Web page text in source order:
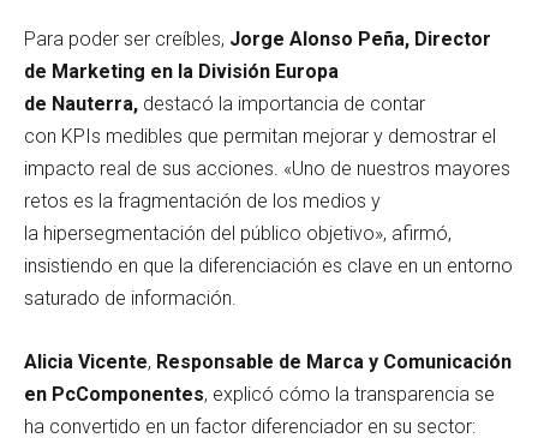
Para poder ser creíbles, Jorge Alonso Peña, Director
de Marketing en la División Europa
de Nauterra, destacó la importancia de contar
con KPIs medibles que permitan mejorar y demostrar el
impacto real de sus acciones. «Uno de nuestros mayores
retos es la fragmentación de los medios y
la hipersegmentación del público objetivo», afirmó,
insistiendo en que la diferenciación es clave en un entorno
saturado de información.
Alicia Vicente, Responsable de Marca y Comunicación
en PcComponentes, explicó cómo la transparencia se
ha convertido en un factor diferenciador en su sector: